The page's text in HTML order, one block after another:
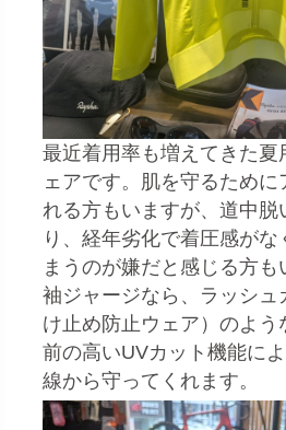
最近着用率も増えてきた夏
ェアです。肌を守るために
れる方もいますが、道中脱
り、経年劣化で着圧感が
まうのが嫌だと感じる方
袖ジャージなら、ラッシ
け止め防止ウェア）のよう
前の高いUVカット機能に
線から守ってくれます。